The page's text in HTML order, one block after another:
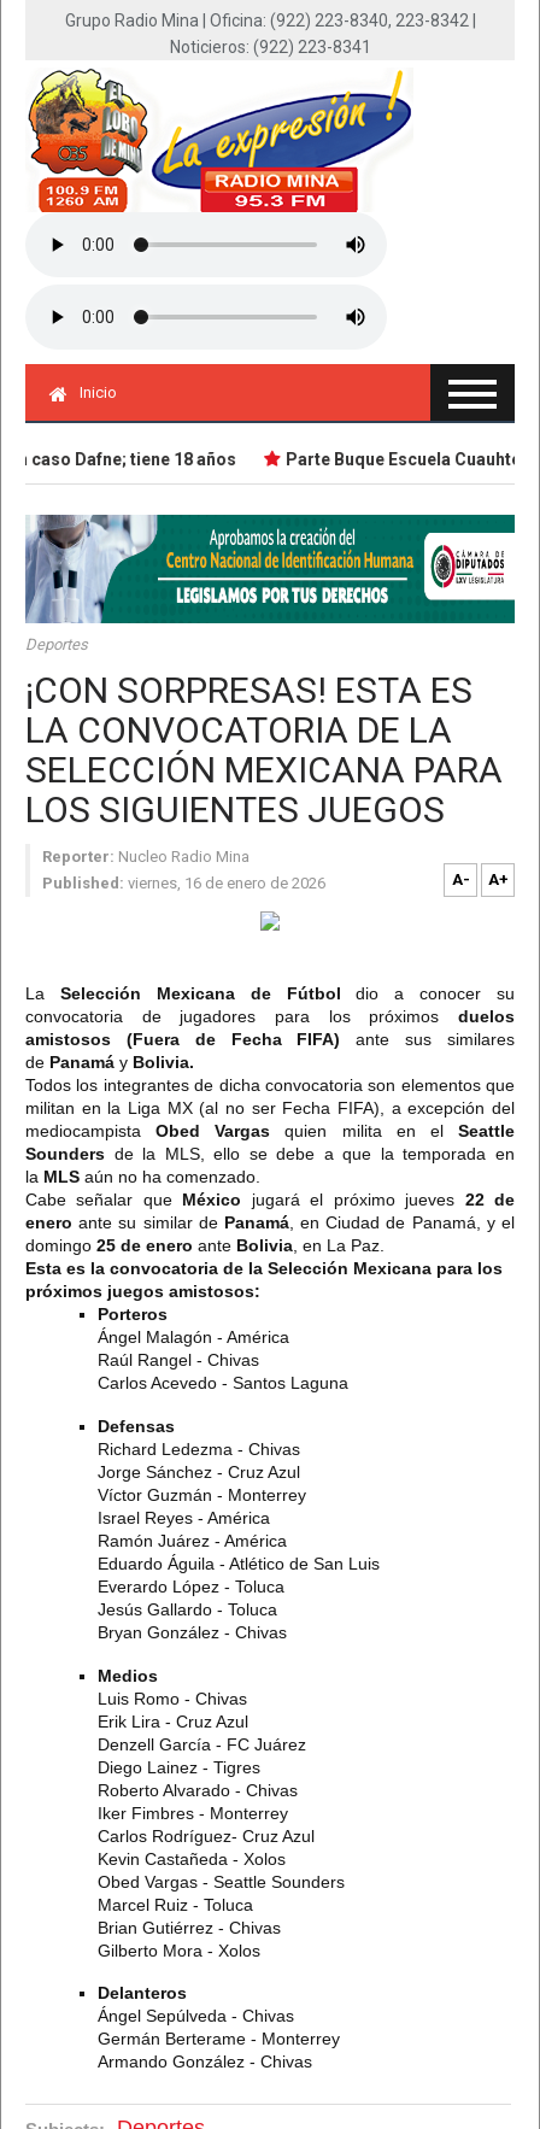
Grupo Radio Mina | Oficina: (922) 223-8340, 223-8342 |
Noticieros: (922) 223-8341
Inicio
caso Dafne; tiene 18 años Parte Buque Escuela
Deportes
¡CON SORPRESAS! ESTA ES
LA CONVOCATORIA DE LA
SELECCIÓN MEXICANA PARA
LOS SIGUIENTES JUEGOS
Reporter: Nucleo Radio Mina
Published: viernes, 16 de enero de 2026 A- A+
La Selección Mexicana de Fútbol dio a conocer su
convocatoria de jugadores para los próximos duelos
amistosos (Fuera de Fecha FIFA)ante sus similares
de Panamá y Bolivia.
Todos los integrantes de dicha convocatoria son elementos que
militan en la Liga MX (al no ser Fecha FIFA), a excepción del
mediocampistaObed Vargas quien milita en elSeattle
Sounders de la MLS, ello se debe a que la temporada en
la MLS aún no ha comenzado.
Cabe señalar que México jugará el próximo jueves 22 de
enero ante su similar de Panamá, en Ciudad de Panamá, y el
domingo 25 de enero ante Bolivia , en La Paz.
Esta es la convocatoria de la Selección Mexicana para los
próximos juegos amistosos:
Porteros
Ángel Malagón - América
Raúl Rangel - Chivas
Carlos Acevedo - Santos Laguna
Defensas
Richard Ledezma - Chivas
Jorge Sánchez - Cruz Azul
Víctor Guzmán - Monterrey
Israel Reyes - América
Ramón Juárez - América
Eduardo Águila - Atlético de San Luis
Everardo López - Toluca
Jesús Gallardo - Toluca
Bryan González - Chivas
Medios
Luis Romo - Chivas
Erik Lira - Cruz Azul
Denzell García - FC Juárez
Diego Lainez - Tigres
Roberto Alvarado - Chivas
Iker Fimbres - Monterrey
Carlos Rodríguez- Cruz Azul
Kevin Castañeda - Xolos
Obed Vargas - Seattle Sounders
Marcel Ruiz - Toluca
Brian Gutiérrez - Chivas
Gilberto Mora - Xolos
Delanteros
Ángel Sepúlveda - Chivas
Germán Berterame - Monterrey
Armando González - Chivas